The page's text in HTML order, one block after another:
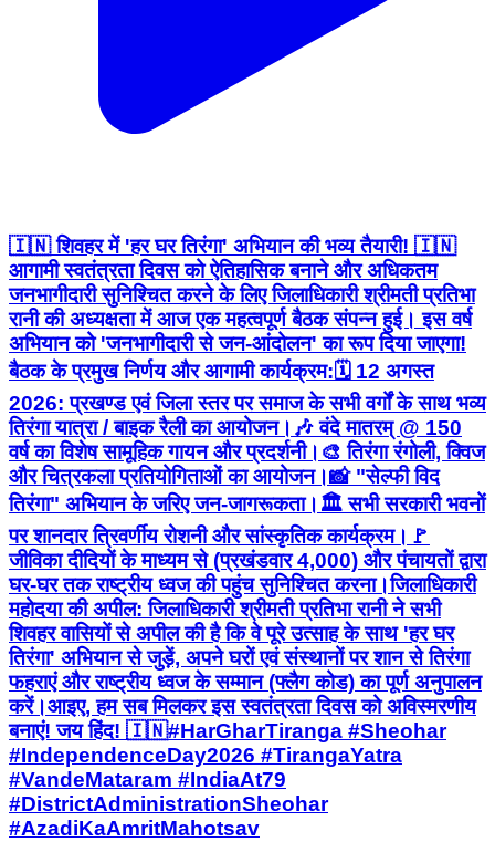
🇮🇳 शिवहर में 'हर घर तिरंगा' अभियान की भव्य तैयारी! 🇮🇳 ​
आगामी स्वतंत्रता दिवस को ऐतिहासिक बनाने और अधिकतम
जनभागीदारी सुनिश्चित करने के लिए जिलाधिकारी श्रीमती प्रतिभा
रानी की अध्यक्षता में आज एक महत्वपूर्ण बैठक संपन्न हुई। इस वर्ष
अभियान को 'जनभागीदारी से जन-आंदोलन' का रूप दिया जाएगा! ​
बैठक के प्रमुख निर्णय और आगामी कार्यक्रम: ​🗓️ 12 अगस्त
2026: प्रखण्ड एवं जिला स्तर पर समाज के सभी वर्गों के साथ भव्य
तिरंगा यात्रा / बाइक रैली का आयोजन। ​🎶 वंदे मातरम् @ 150
वर्ष का विशेष सामूहिक गायन और प्रदर्शनी। ​🎨 तिरंगा रंगोली, क्विज
और चित्रकला प्रतियोगिताओं का आयोजन। ​📸 "सेल्फी विद
तिरंगा" अभियान के जरिए जन-जागरूकता। ​🏛️ सभी सरकारी भवनों
पर शानदार त्रिवर्णीय रोशनी और सांस्कृतिक कार्यक्रम। ​🚩
जीविका दीदियों के माध्यम से (प्रखंडवार 4,000) और पंचायतों द्वारा
घर-घर तक राष्ट्रीय ध्वज की पहुंच सुनिश्चित करना। ​जिलाधिकारी
महोदया की अपील: जिलाधिकारी श्रीमती प्रतिभा रानी ने सभी
शिवहर वासियों से अपील की है कि वे पूरे उत्साह के साथ 'हर घर
तिरंगा' अभियान से जुड़ें, अपने घरों एवं संस्थानों पर शान से तिरंगा
फहराएं और राष्ट्रीय ध्वज के सम्मान (फ्लैग कोड) का पूर्ण अनुपालन
करें। ​आइए, हम सब मिलकर इस स्वतंत्रता दिवस को अविस्मरणीय
बनाएं! जय हिंद! 🇮🇳 ​#HarGharTiranga #Sheohar
#IndependenceDay2026 #TirangaYatra
#VandeMataram #IndiaAt79
#DistrictAdministrationSheohar
#AzadiKaAmritMahotsav